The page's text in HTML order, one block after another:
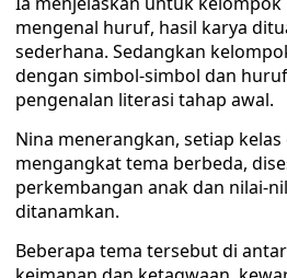
mengenal huruf, hasil karya
sederhana. Sedangkan
dengan simbol-simbol dan
pengenalan literasi tahap awal.
Nina menerangkan, setiap kelas
mengangkat tema berbeda,
perkembangan anak dan nilai-
ditanamkan.
Beberapa tema tersebut di